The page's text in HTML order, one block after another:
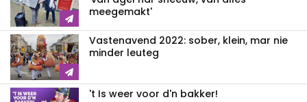
meegemakt'
Vastenavend 2022: sober, klein, mar nie
minder leuteg
't Is weer voor d'n bakker!